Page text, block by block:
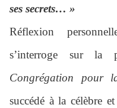
ses secrets… »
Réflexion
s’interroge sur la
Congrégation pour
succédé à la célèbre